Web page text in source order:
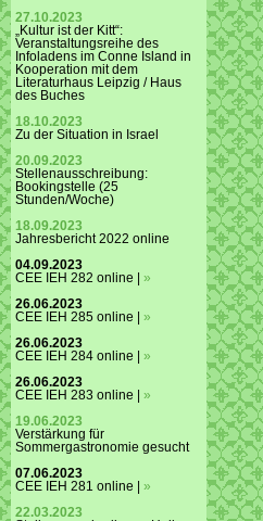
27.10.2023
„Kultur ist der Kitt“:
Veranstaltungsreihe des
Infoladens im Conne Island in
Kooperation mit dem
Literaturhaus Leipzig / Haus
des Buches
18.10.2023
Zu der Situation in Israel
20.09.2023
Stellenausschreibung:
Bookingstelle (25
Stunden/Woche)
18.09.2023
Jahresbericht 2022 online
04.09.2023
CEE IEH 282 online | »
26.06.2023
CEE IEH 285 online | »
26.06.2023
CEE IEH 284 online | »
26.06.2023
CEE IEH 283 online | »
19.06.2023
Verstärkung für
Sommergastronomie gesucht
07.06.2023
CEE IEH 281 online | »
22.03.2023